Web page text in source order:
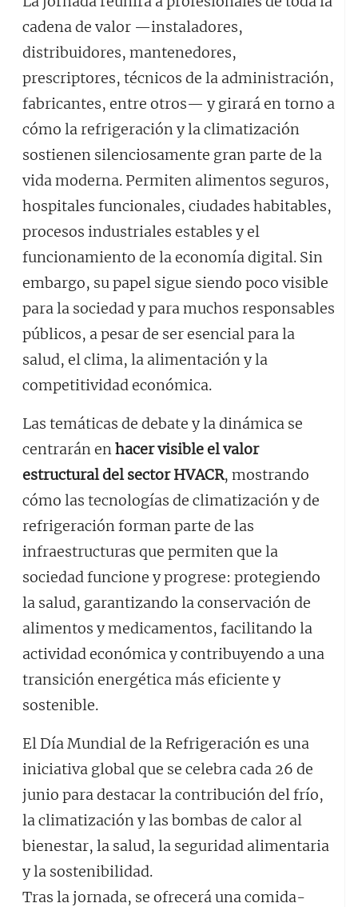
cadena de valor —instaladores,
distribuidores, mantenedores,
prescriptores, técnicos de la administración,
fabricantes, entre otros— y girará en torno a
cómo la refrigeración y la climatización
sostienen silenciosamente gran parte de la
vida moderna. Permiten alimentos seguros,
hospitales funcionales, ciudades habitables,
procesos industriales estables y el
funcionamiento de la economía digital. Sin
embargo, su papel sigue siendo poco visible
para la sociedad y para muchos responsables
públicos, a pesar de ser esencial para la
salud, el clima, la alimentación y la
competitividad económica.
Las temáticas de debate y la dinámica se
centrarán enhacer visible el valor
estructural del sector HVACR, mostrando
cómo las tecnologías de climatización y de
refrigeración forman parte de las
infraestructuras que permiten que la
sociedad funcione y progrese: protegiendo
la salud, garantizando la conservación de
alimentos y medicamentos, facilitando la
actividad económica y contribuyendo a una
transición energética más eficiente y
sostenible.
El Día Mundial de la Refrigeración es una
iniciativa global que se celebra cada 26 de
junio para destacar la contribución del frío,
la climatización y las bombas de calor al
bienestar, la salud, la seguridad alimentaria
y la sostenibilidad.
Tras la jornada, se ofrecerá una comida-